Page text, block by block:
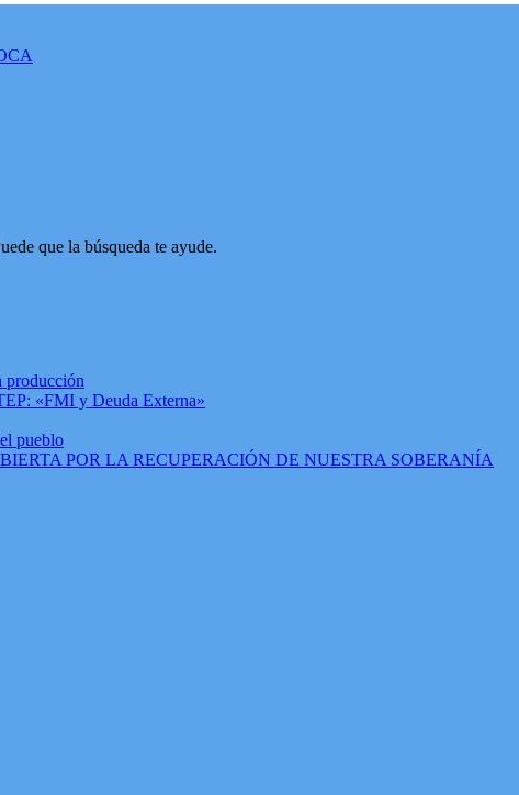
que la búsqueda te ayude.
producción
«FMI y Deuda Externa»
pueblo
POR LA RECUPERACIÓN DE NUESTRA SOBERANÍA